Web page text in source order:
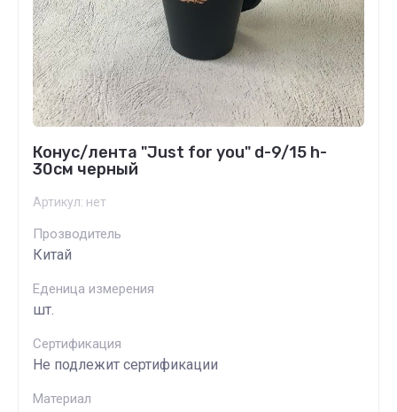
Конус/лента "Just for you" d-9/15 h-
30см черный
Артикул: нет
Прозводитель
Китай
Еденица измерения
шт.
Сертификация
Не подлежит сертификации
Материал